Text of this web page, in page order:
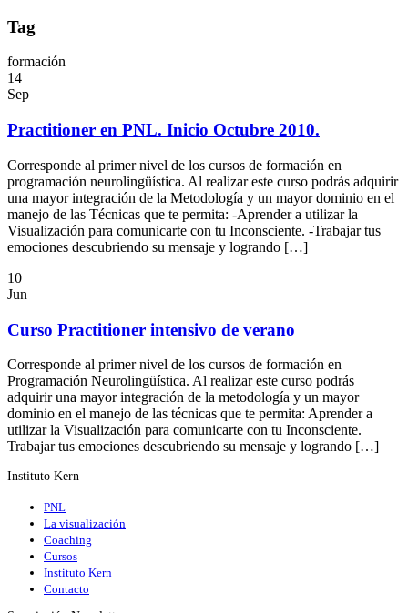
Tag
formación
14
Sep
Practitioner en PNL. Inicio Octubre 2010.
Corresponde al primer nivel de los cursos de formación en
programación neurolingüística. Al realizar este curso podrás adquirir
una mayor integración de la Metodología y un mayor dominio en el
manejo de las Técnicas que te permita: -Aprender a utilizar la
Visualización para comunicarte con tu Inconsciente. -Trabajar tus
emociones descubriendo su mensaje y logrando […]
10
Jun
Curso Practitioner intensivo de verano
Corresponde al primer nivel de los cursos de formación en
Programación Neurolingüística. Al realizar este curso podrás
adquirir una mayor integración de la metodología y un mayor
dominio en el manejo de las técnicas que te permita: Aprender a
utilizar la Visualización para comunicarte con tu Inconsciente.
Trabajar tus emociones descubriendo su mensaje y logrando […]
Instituto Kern
PNL
La visualización
Coaching
Cursos
Instituto Kern
Contacto